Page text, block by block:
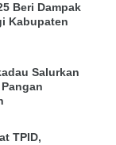
Beri Dampak
Kabupaten
Salurkan
TPID,